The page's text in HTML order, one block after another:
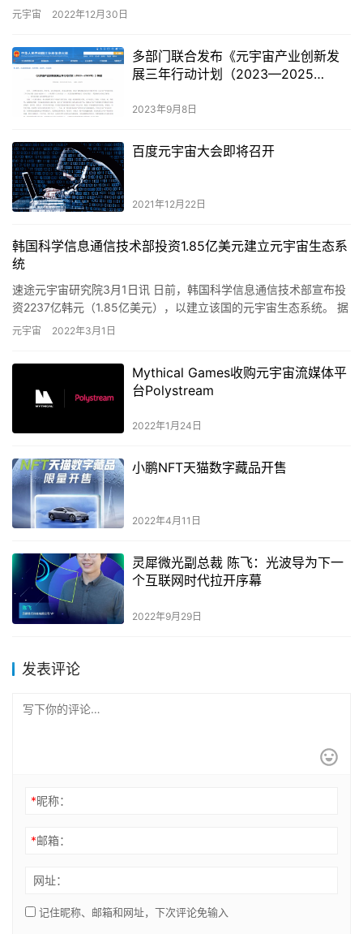
29日至1月28日开启限时体验。此前参与周杰伦快手独家线上哥…
元宇宙 2022年12月30日
多部门联合发布《元宇宙产业创新发
展三年行动计划（2023—2025
2023年9月8日
百度元宇宙大会即将召开
2021年12月22日
韩国科学信息通信技术部投资1.85亿美元建立元宇宙生态系
统
速途元宇宙研究院3月1日讯 日前，韩国科学信息通信技术部宣布投
资2237亿韩元（1.85亿美元），以建立该国的元宇宙生态系统。 据
悉，该部将利用其资金发展去中心化创造者经济，培养人…
元宇宙 2022年3月1日
Mythical Games收购元宇宙流媒体平
台Polystream
2022年1月24日
小鹏NFT天猫数字藏品开售
2022年4月11日
灵犀微光副总裁 陈飞：光波导为下一
个互联网时代拉开序幕
2022年9月29日
发表评论
*昵称：
*邮箱：
网址：
记住昵称、邮箱和网址，下次评论免输入